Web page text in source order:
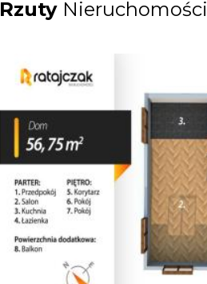
Rzuty Nieruchomości